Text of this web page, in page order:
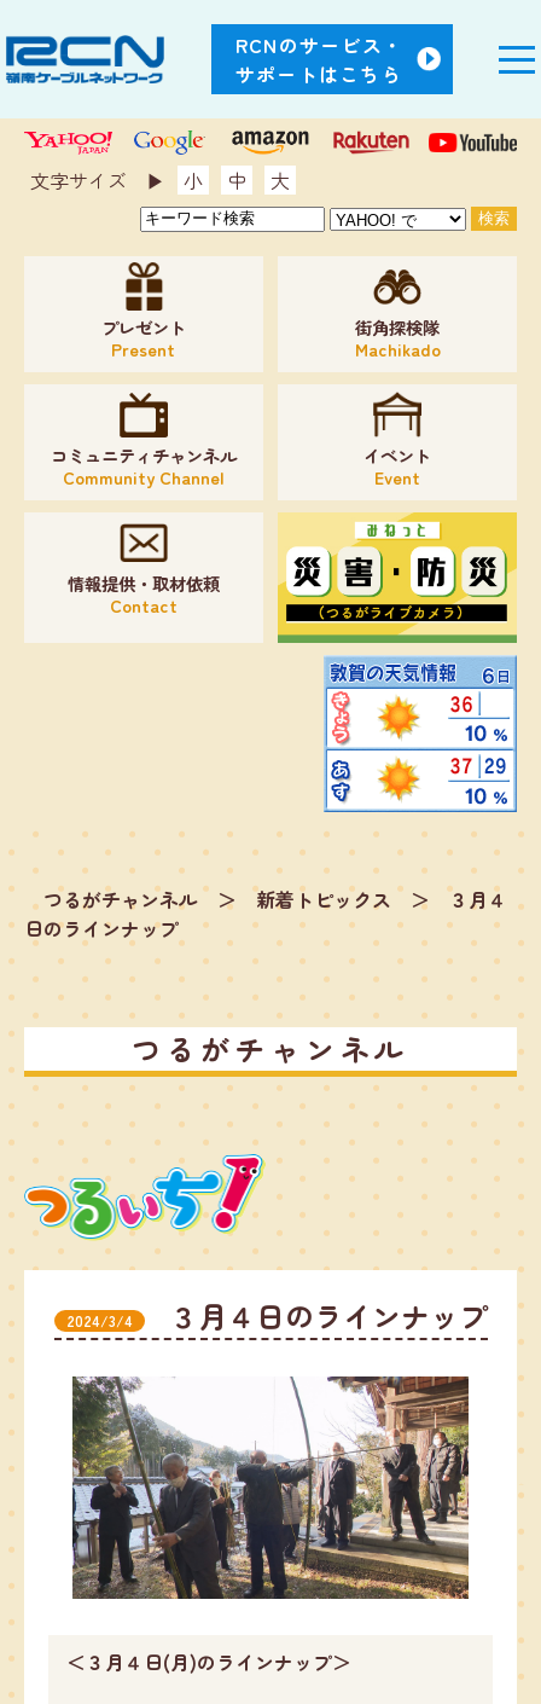
RCNのサービス・
サポートはこちら
文字サイズ ▶︎ 小 中 大
プレゼント
Present
街角探検隊
Machikado
コミュニティチャンネル
Community Channel
イベント
Event
情報提供・取材依頼
Contact
つるがチャンネル ＞ 新着トピックス ＞
３月４
日のラインナップ
つるがチャンネル
2024/3/4 ３月４日のラインナップ
＜３月４日(月)のラインナップ＞